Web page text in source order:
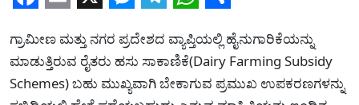
Facebook
Email
X Messenger
Telegram
WhatsApp
Share
ಗ್ರಾಮೀಣ ಮತ್ತು ನಗರ ಪ್ರದೇಶದ ವ್ಯಾಪ್ತಿಯಲ್ಲಿ ಹೈನುಗಾರಿಕೆಯನ್ನು
ಮಾಡುತ್ತಿರುವ ರೈತರು ಹಸು ಸಾಕಾಣಿಕೆ(Dairy Farming Subsidy
Schemes) ಬಹು ಮುಖ್ಯವಾಗಿ ಬೇಕಾಗುವ ಪ್ರಮುಖ ಉಪಕರಣಗಳನ್ನು